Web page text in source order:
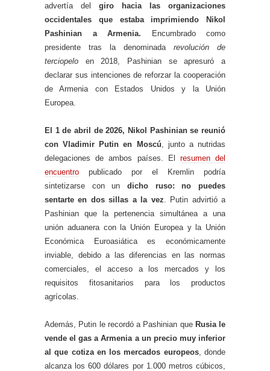
advertía del giro hacia las organizaciones
occidentales que estaba imprimiendo Nikol
Pashinian a Armenia. Encumbrado como
presidente tras la denominada revolución de
terciopelo en 2018, Pashinian se apresuró a
declarar sus intenciones de reforzar la cooperación
de Armenia con Estados Unidos y la Unión
Europea.
El 1 de abril de 2026, Nikol Pashinian se reunió
con Vladimir Putin en Moscú , junto a nutridas
delegaciones de ambos países. El resumen del
encuentro publicado por el Kremlin podría
sintetizarse con un dicho ruso: no puedes
sentarte en dos sillas a la vez . Putin advirtió a
Pashinian que la pertenencia simultánea a una
unión aduanera con la Unión Europea y la Unión
Económica Euroasiática es económicamente
inviable, debido a las diferencias en las normas
comerciales, el acceso a los mercados y los
requisitos fitosanitarios para los productos
agrícolas.
Además, Putin le recordó a Pashinian que Rusia le
vende el gas a Armenia a un precio muy inferior
al que cotiza en los mercados europeos, donde
alcanza los 600 dólares por 1.000 metros cúbicos,